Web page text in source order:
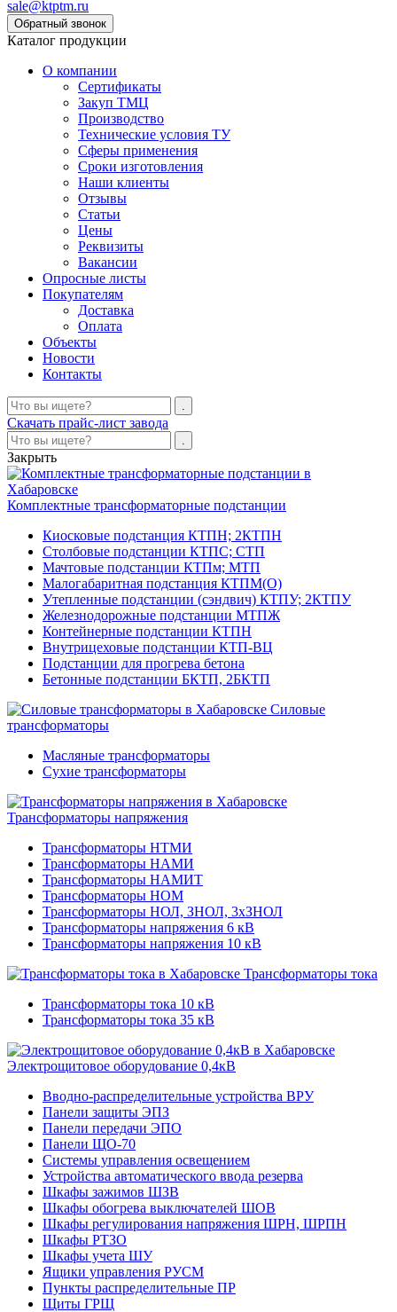
sale@ktptm.ru
Каталог продукции
О компании
Сертификаты
Закуп ТМЦ
Производство
Технические условия ТУ
Сферы применения
Сроки изготовления
Наши клиенты
Отзывы
Статьи
Цены
Реквизиты
Вакансии
Опросные листы
Покупателям
Доставка
Оплата
Объекты
Новости
Контакты
Скачать прайс-лист завода
Закрыть
Комплектные трансформаторные подстанции
Киосковые подстанция КТПН; 2КТПН
Столбовые подстанции КТПС; СТП
Мачтовые подстанции КТПм; МТП
Малогабаритная подстанция КТПМ(О)
Утепленные подстанции (сэндвич) КТПУ; 2КТПУ
Железнодорожные подстанции МТПЖ
Контейнерные подстанции КТПН
Внутрицеховые подстанции КТП-ВЦ
Подстанции для прогрева бетона
Бетонные подстанции БКТП, 2БКТП
Силовые
трансформаторы
Масляные трансформаторы
Сухие трансформаторы
Трансформаторы напряжения
Трансформаторы НТМИ
Трансформаторы НАМИ
Трансформаторы НАМИТ
Трансформаторы НОМ
Трансформаторы НОЛ, ЗНОЛ, 3хЗНОЛ
Трансформаторы напряжения 6 кВ
Трансформаторы напряжения 10 кВ
Трансформаторы тока
Трансформаторы тока 10 кВ
Трансформаторы тока 35 кВ
Электрощитовое оборудование 0,4кВ
Вводно-распределительные устройства ВРУ
Панели защиты ЭПЗ
Панели передачи ЭПО
Панели ЩО-70
Системы управления освещением
Устройства автоматического ввода резерва
Шкафы зажимов ШЗВ
Шкафы обогрева выключателей ШОВ
Шкафы регулирования напряжения ШРН, ШРПН
Шкафы РТЗО
Шкафы учета ШУ
Ящики управления РУСМ
Пункты распределительные ПР
Щиты ГРЩ